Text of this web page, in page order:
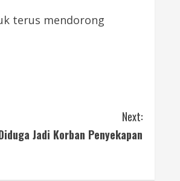
terus mendorong
Next:
Jadi Korban Penyekapan